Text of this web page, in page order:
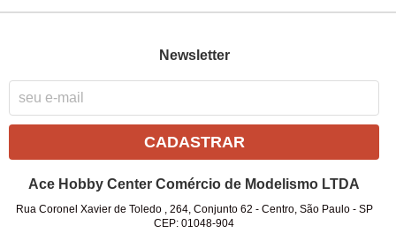
Newsletter
CADASTRAR
Ace Hobby Center Comércio de Modelismo LTDA
Rua Coronel Xavier de Toledo , 264, Conjunto 62 - Centro, São Paulo- SP
CEP: 01048-904